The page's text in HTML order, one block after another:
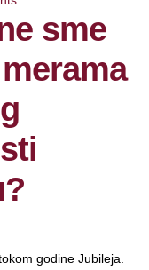
sme
godine Jubileja.